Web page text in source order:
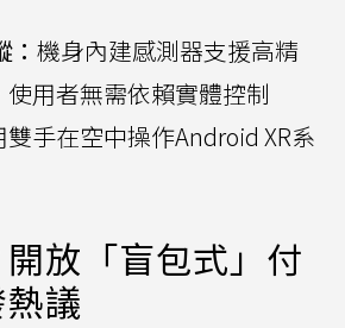
機身內建感測器支援高精
用者無需依賴實體控制
手在空中操作Android XR系
放「盲包式」付
議